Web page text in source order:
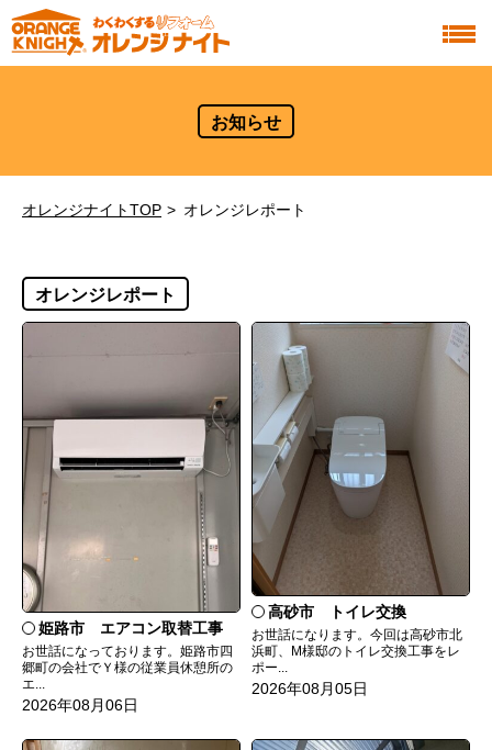
お知らせ
オレンジナイトTOP オレンジレポート
オレンジレポート
姫路市 エアコン取替工事
お世話になっております。姫路市四
郷町の会社でＹ様の従業員休憩所の
エ...
2026年08月06日
高砂市 トイレ交換
お世話になります。今回は高砂市北
浜町、M様邸のトイレ交換工事をレ
ポー...
2026年08月05日